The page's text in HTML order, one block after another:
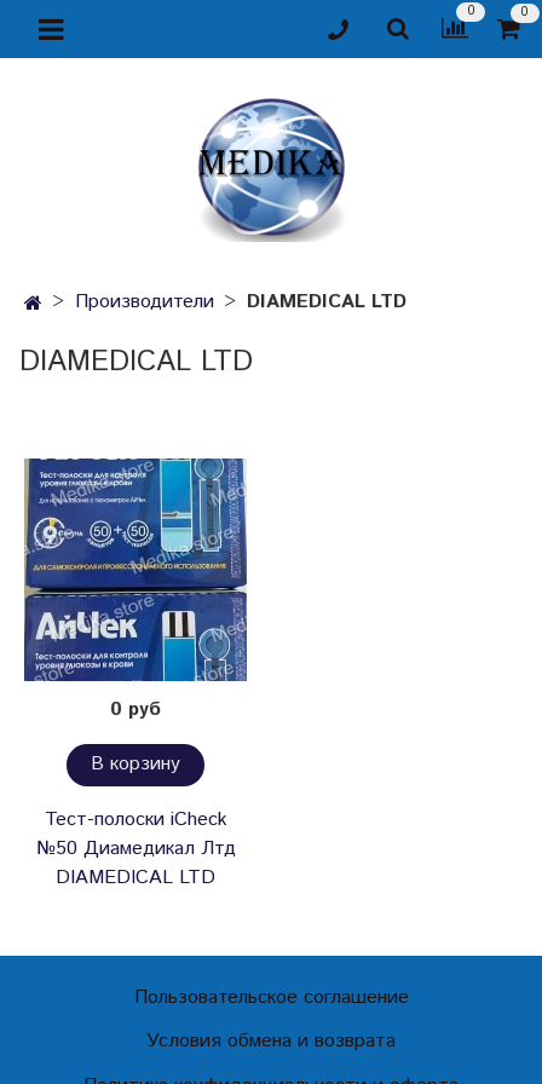
0 0
Производители DIAMEDICAL LTD
DIAMEDICAL LTD
0 руб
В корзину
Тест-полоски iCheck
№50 Диамедикал Лтд
DIAMEDICAL LTD
Пользовательское соглашение
Условия обмена и возврата